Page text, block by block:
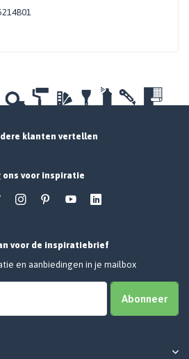
klanten vertellen
ons voor inspiratie
voor de inspiratiebrief
en aanbiedingen in je mailbox
Abonneer